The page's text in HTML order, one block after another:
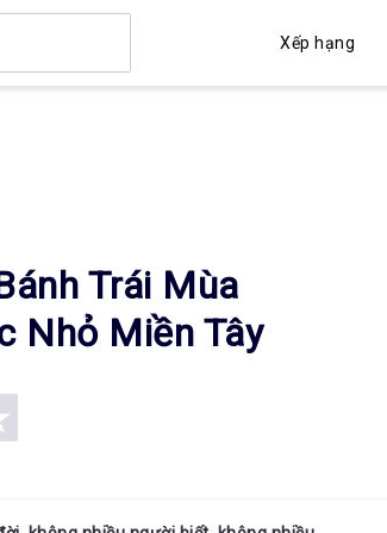
Xếp hạng
Trái Mùa
Nhỏ Miền Tây